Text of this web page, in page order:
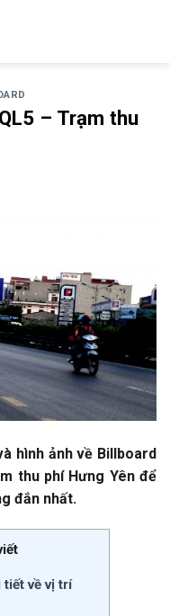
– Trạm thu
hình ảnh về Billboard
thu phí Hưng Yên để
đắn nhất.
về vị trí